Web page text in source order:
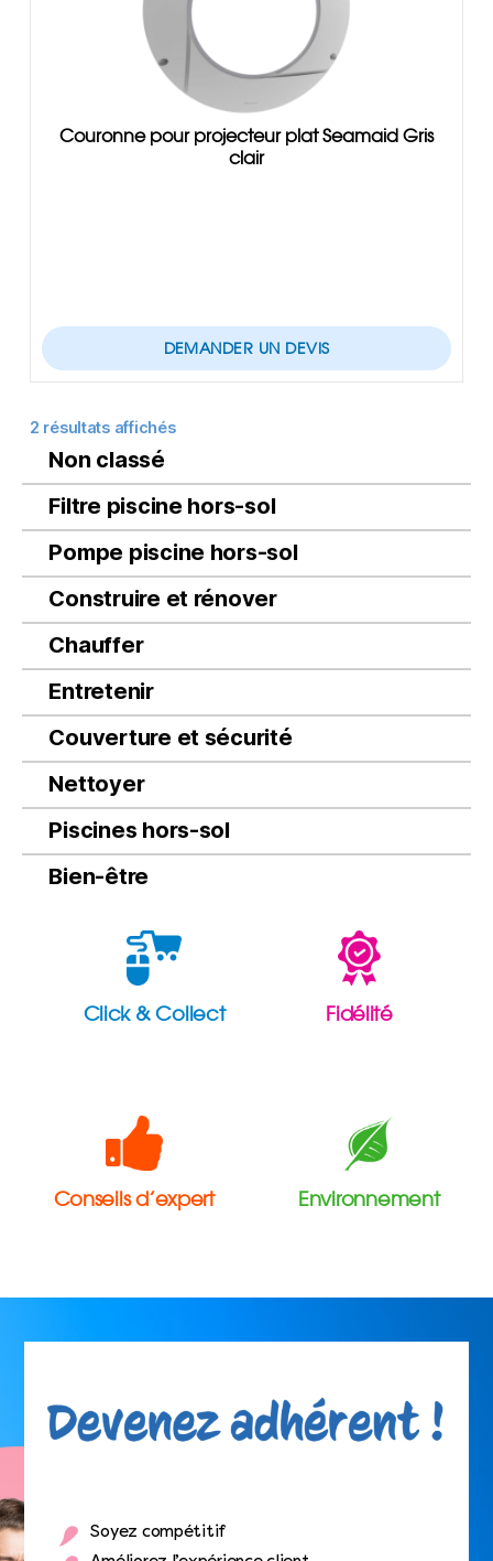
Couronne pour projecteur plat Seamaid Gris
clair
DEMANDER UN DEVIS
2 résultats affichés
Non classé
Filtre piscine hors-sol
Pompe piscine hors-sol
Construire et rénover
Chauffer
Entretenir
Couverture et sécurité
Nettoyer
Piscines hors-sol
Bien-être
Click & Collect
Conseils d’expert
Fidélité
Environnement
Soyez compétitif